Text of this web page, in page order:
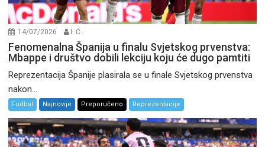
14/07/2026 I. Ć.
Fenomenalna Španija u finalu Svjetskog prvenstva:
Mbappe i društvo dobili lekciju koju će dugo pamtiti
Reprezentacija Španije plasirala se u finale Svjetskog prvenstva
nakon...
Fudbal Najnovije Preporučeno Reprezentacije